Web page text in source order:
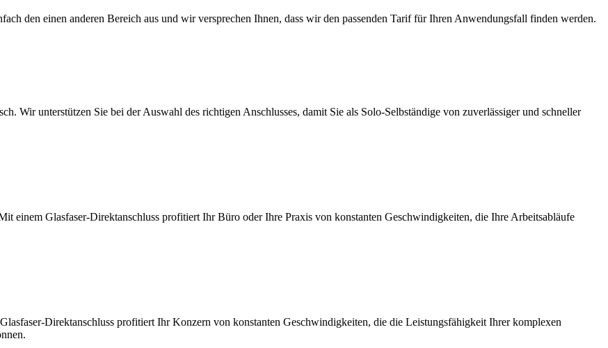
den einen anderen Bereich aus und wir versprechen Ihnen, dass wir den passenden Tarif für Ihren Anwendungsfall finden werden.
Wir unterstützen Sie bei der Auswahl des richtigen Anschlusses, damit Sie als Solo-Selbständige von zuverlässiger und schneller
einem Glasfaser-Direktanschluss profitiert Ihr Büro oder Ihre Praxis von konstanten Geschwindigkeiten, die Ihre Arbeitsabläufe
Direktanschluss profitiert Ihr Konzern von konstanten Geschwindigkeiten, die die Leistungsfähigkeit Ihrer komplexen